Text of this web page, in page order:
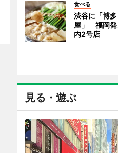
食べる
渋谷に「博
屋」 福岡発
内2号店
見る・遊ぶ